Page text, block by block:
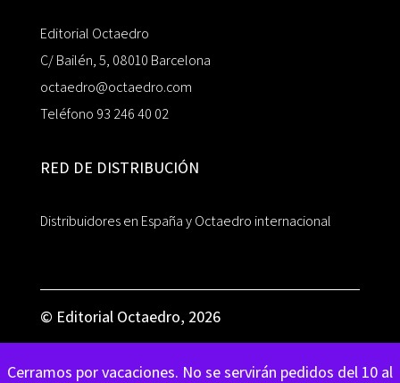
Cerramos por vacaciones. No se servirán pedidos del 10 al
Editorial Octaedro
C/ Bailén, 5, 08010 Barcelona
octaedro@octaedro.com
Teléfono 93 246 40 02
RED DE DISTRIBUCIÓN
Distribuidores en España y Octaedro internacional
© Editorial Octaedro, 2026